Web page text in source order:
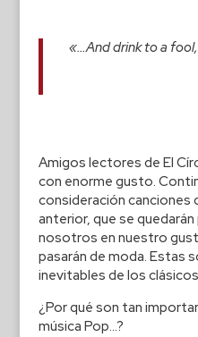
«…And drink to a
Amigos lectores de El
con enorme gusto.
consideración canciones
anterior, que se
nosotros en nuestro
pasarán de moda. Estas
inevitables de los
¿Por qué son tan
música Pop…?